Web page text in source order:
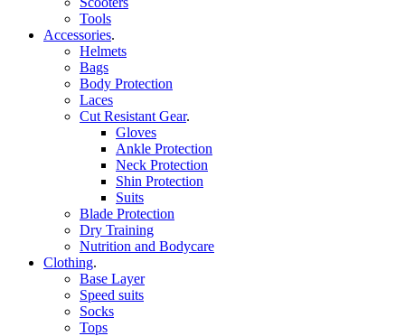
Tools
Accessories.
Helmets
Bags
Body Protection
Laces
Cut Resistant Gear.
Gloves
Ankle Protection
Neck Protection
Shin Protection
Suits
Blade Protection
Dry Training
Nutrition and Bodycare
Clothing.
Base Layer
Speed suits
Socks
Tops